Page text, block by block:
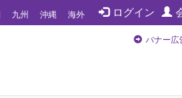
ログイン
九州 沖縄 海外
バナー広